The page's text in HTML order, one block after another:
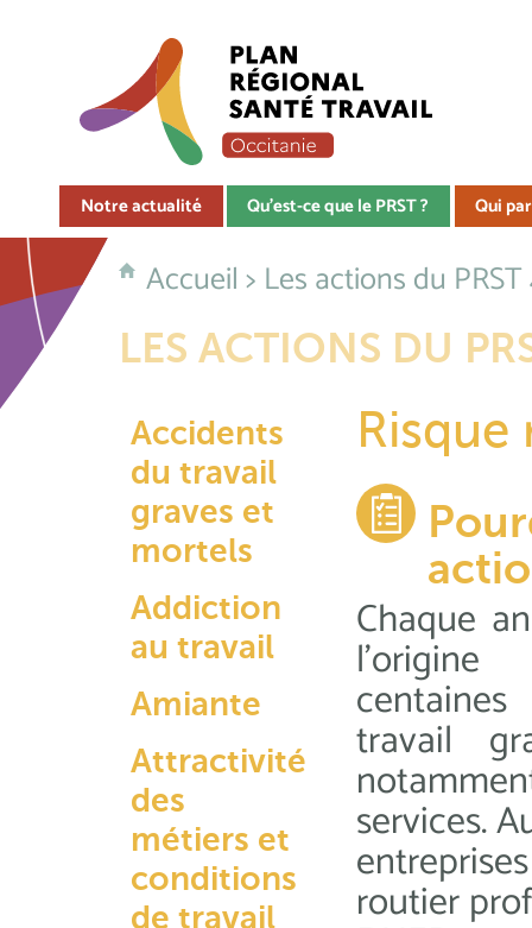
Notre actualité Qu'est-ce que le PRST ? Qui
Accueil> Les actions du
LES ACTIONS DU
Accidents
du travail
graves et
mortels
Addiction
au travail
Amiante
Attractivité
des
métiers et
conditions
de travail
Chaque
travail
services.
routier